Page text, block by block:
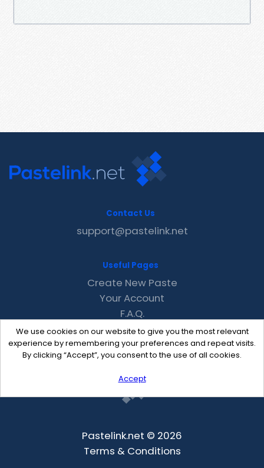
We use cookies on our website to give you the most relevant
experience by remembering your preferences and repeat visits.
By clicking “Accept”, you consent to the use of all cookies.
Accept
Contact Us
support@pastelink.net
Useful Pages
Create New Paste
Your Account
F.A.Q.
Recent
Contact
Pastelink.net © 2026
Terms & Conditions